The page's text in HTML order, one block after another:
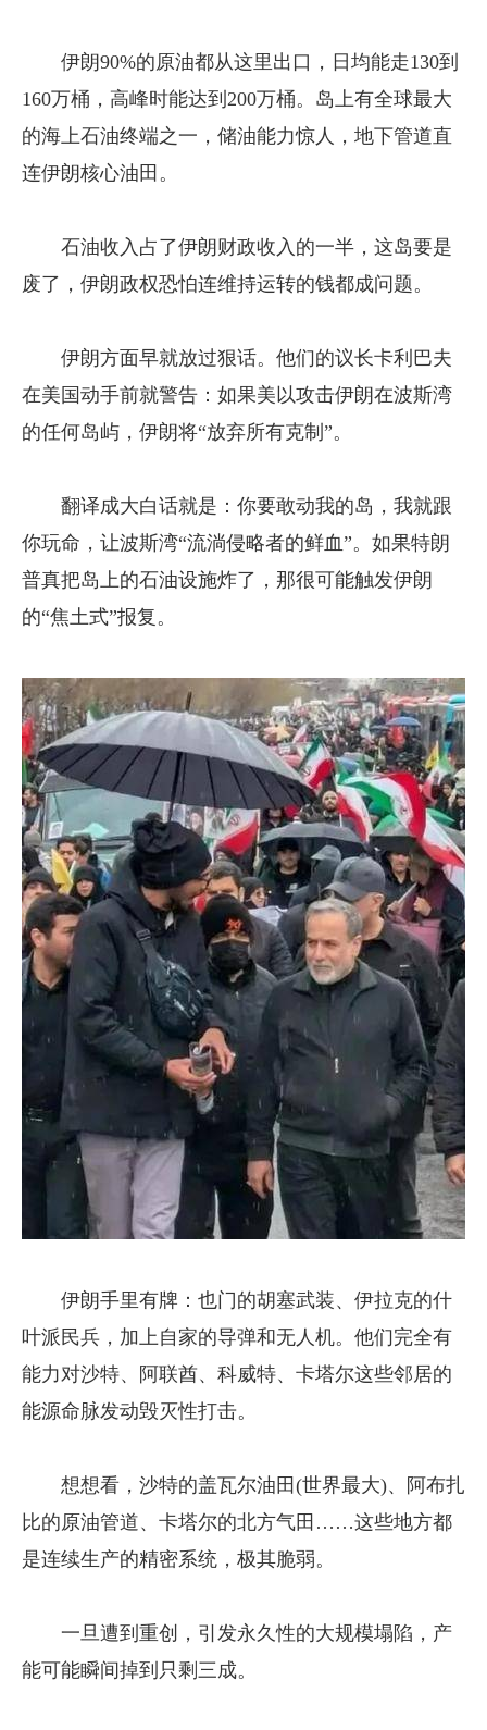
伊朗90%的原油都从这里出口，日均能走130到
160万桶，高峰时能达到200万桶。岛上有全球最大
的海上石油终端之一，储油能力惊人，地下管道直
连伊朗核心油田。
石油收入占了伊朗财政收入的一半，这岛要是
废了，伊朗政权恐怕连维持运转的钱都成问题。
伊朗方面早就放过狠话。他们的议长卡利巴夫
在美国动手前就警告：如果美以攻击伊朗在波斯湾
的任何岛屿，伊朗将“放弃所有克制”。
翻译成大白话就是：你要敢动我的岛，我就跟
你玩命，让波斯湾“流淌侵略者的鲜血”。如果特朗
普真把岛上的石油设施炸了，那很可能触发伊朗
的“焦土式”报复。
伊朗手里有牌：也门的胡塞武装、伊拉克的什
叶派民兵，加上自家的导弹和无人机。他们完全有
能力对沙特、阿联酋、科威特、卡塔尔这些邻居的
能源命脉发动毁灭性打击。
想想看，沙特的盖瓦尔油田(世界最大)、阿布扎
比的原油管道、卡塔尔的北方气田……这些地方都
是连续生产的精密系统，极其脆弱。
一旦遭到重创，引发永久性的大规模塌陷，产
能可能瞬间掉到只剩三成。